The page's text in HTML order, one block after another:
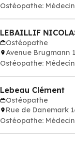
Ostéopathe:
LEBAILLIF
Ostéopathe
Avenue Brugmann
Ostéopathe:
Lebeau Clément
Ostéopathe
Rue de Danemark
Ostéopathe: